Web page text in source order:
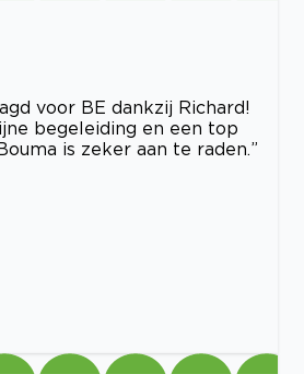
voor BE dankzij Richard!
begeleiding en een top
is zeker aan te raden.”